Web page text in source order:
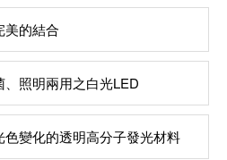
美的結合
照明兩用之白光LED
變化的透明高分子發光材料